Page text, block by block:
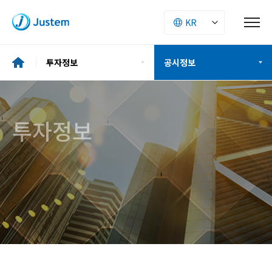
투자정보
기업소개
투자정보
ESG
사업소개
인재경영
공시정보
재무정보
공시정보
주주구성
IR자료
투자정보